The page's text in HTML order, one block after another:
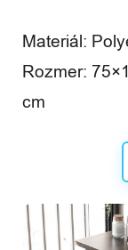
Materiál:
Rozmer:
cm